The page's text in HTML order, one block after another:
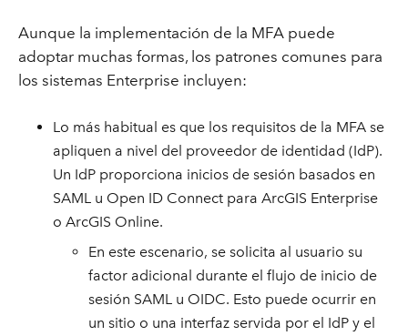
Aunque la implementación de la MFA puede
adoptar muchas formas, los patrones comunes para
los sistemas Enterprise incluyen:
Lo más habitual es que los requisitos de la MFA se
apliquen a nivel del proveedor de identidad (IdP).
Un IdP proporciona inicios de sesión basados en
SAML u Open ID Connect para ArcGIS Enterprise
o ArcGIS Online.
En este escenario, se solicita al usuario su
factor adicional durante el flujo de inicio de
sesión SAML u OIDC. Esto puede ocurrir en
un sitio o una interfaz servida por el IdP y el